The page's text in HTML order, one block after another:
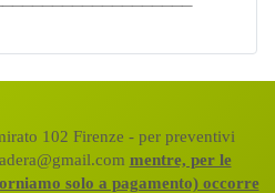
102 Firenze - per preventivi
mentre, per le
solo a pagamento) occorre